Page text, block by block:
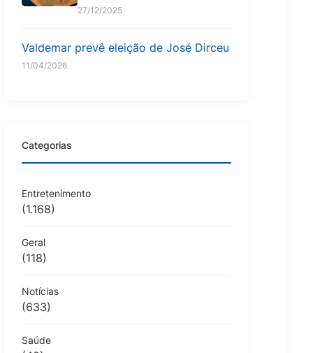
27/12/2025
Valdemar prevê eleição de José Dirceu
11/04/2026
Categorias
Entretenimento
(1.168)
Geral
(118)
Notícias
(633)
Saúde